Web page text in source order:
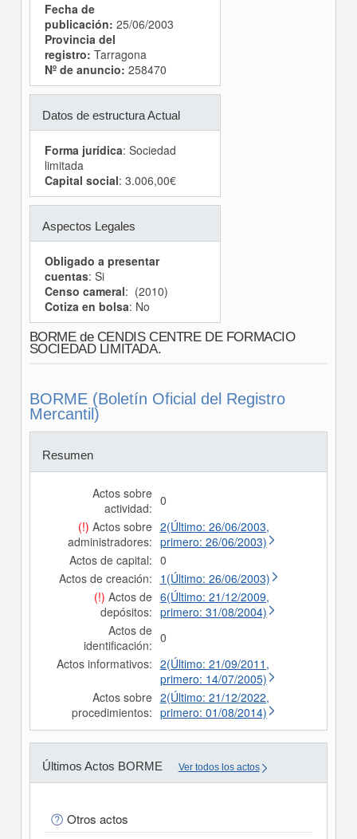
Fecha de
publicación: 25/06/2003
Provincia del
registro: Tarragona
Nº de anuncio: 258470
Datos de estructura Actual
Forma jurídica: Sociedad
limitada
Capital social: 3.006,00€
Aspectos Legales
Obligado a presentar
cuentas: Si
Censo cameral: (2010)
Cotiza en bolsa: No
BORME de CENDIS CENTRE DE FORMACIO
SOCIEDAD LIMITADA.
BORME (Boletín Oficial del Registro
Mercantil)
Resumen
Actos sobre
actividad: 0
(!) Actos sobre
administradores:
2(Último: 26/06/2003,
primero: 26/06/2003)
Actos de capital: 0
Actos de creación: 1(Último: 26/06/2003)
(!) Actos de
depósitos:
6(Último: 21/12/2009,
primero: 31/08/2004)
Actos de
identificación: 0
Actos informativos: 2(Último: 21/09/2011,
primero: 14/07/2005)
Actos sobre
procedimientos:
2(Último: 21/12/2022,
primero: 01/08/2014)
Últimos Actos BORME Ver todos los actos
Otros actos